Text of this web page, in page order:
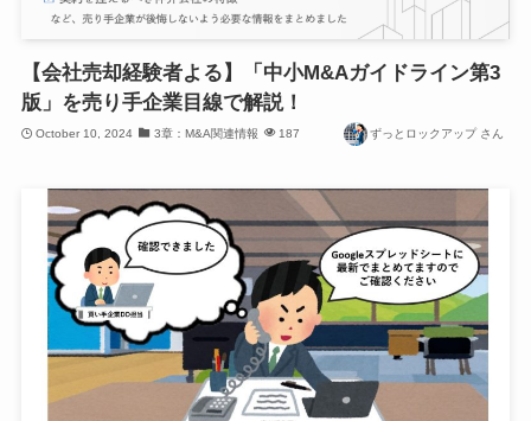
【会社売却経験者よる】「中小M&Aガイドライン第3
版」を売り手企業目線で解説！
October 10, 2024 3章：M&A関連情報 187 ずっとロックアップ さん